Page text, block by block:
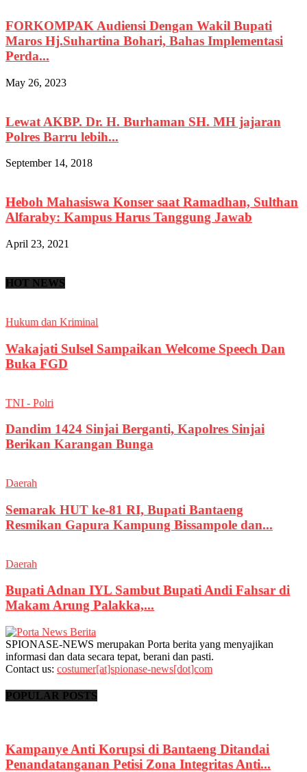
FORKOMPAK Audiensi Dengan Wakil Bupati
Maros Hj.Suhartina Bohari, Bahas Implementasi
Perda...
May 26, 2023
Lewat AKBP. Dr. H. Burhaman SH. MH jajaran
Polres Barru lebih...
September 14, 2018
Heboh Mahasiswa Konser saat Ramadhan, Sulthan
Alfaraby: Kampus Harus Tanggung Jawab
April 23, 2021
HOT NEWS
Hukum dan Kriminal
Wakajati Sulsel Sampaikan Welcome Speech Dan
Buka FGD
TNI - Polri
Dandim 1424 Sinjai Berganti, Kapolres Sinjai
Berikan Karangan Bunga
Daerah
Semarak HUT ke-81 RI, Bupati Bantaeng
Resmikan Gapura Kampung Bissampole dan...
Daerah
Bupati Adnan IYL Sambut Bupati Andi Fahsar di
Makam Arung Palakka,...
SPIONASE-NEWS merupakan Porta berita yang menyajikan
informasi dan data secara tepat, berani dan pasti.
Contact us: costumer[at]spionase-news[dot]com
POPULAR POSTS
Kampanye Anti Korupsi di Bantaeng Ditandai
Penandatanganan Petisi Zona Integritas Anti...